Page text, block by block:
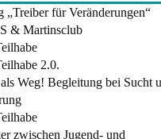
„Treiber für Veränderungen“
& Martinsclub
2.0.
Weg! Begleitung bei Sucht
zwischen Jugend- und